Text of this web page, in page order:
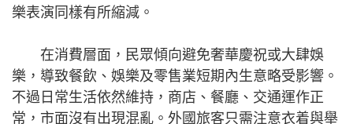
樂表演同樣有所縮減。
在消費層面，民眾傾向避免奢華慶祝或大肆娛
樂，導致餐飲、娛樂及零售業短期內生意略受影響。
不過日常生活依然維持，商店、餐廳、交通運作正
常，市面沒有出現混亂。外國旅客只需注意衣着與舉